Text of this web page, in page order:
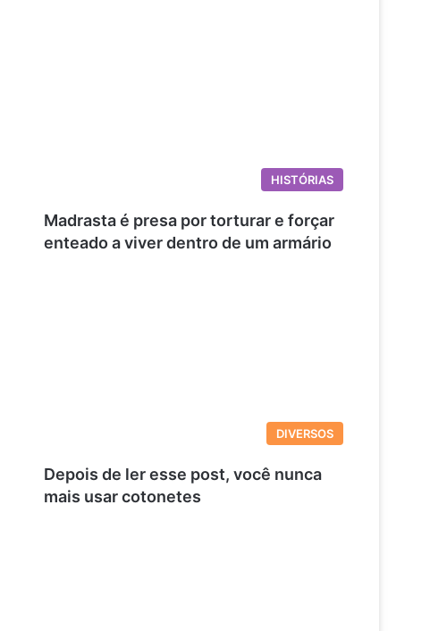
HISTÓRIAS
Madrasta é presa por torturar e forçar
enteado a viver dentro de um armário
DIVERSOS
Depois de ler esse post, você nunca
mais usar cotonetes